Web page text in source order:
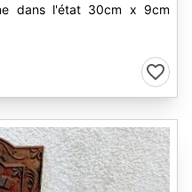
dans l'état 30cm x 9cm